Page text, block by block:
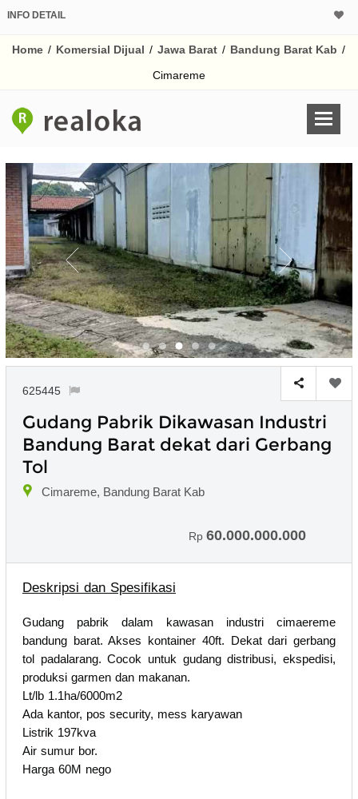
INFO DETAIL
Home / Komersial Dijual / Jawa Barat / Bandung Barat Kab /
Cimareme
625445
Gudang Pabrik Dikawasan Industri
Bandung Barat dekat dari Gerbang
Tol
Cimareme, Bandung Barat Kab
Rp 60.000.000.000
Deskripsi dan Spesifikasi
Gudang pabrik dalam kawasan industri cimaereme
bandung barat. Akses kontainer 40ft. Dekat dari gerbang
tol padalarang. Cocok untuk gudang distribusi, ekspedisi,
produksi garmen dan makanan.
Lt/lb 1.1ha/6000m2
Ada kantor, pos security, mess karyawan
Listrik 197kva
Air sumur bor.
Harga 60M nego
Harga Rp
% /th
Untuk hasil simulasi
pada kotak-
Simpan